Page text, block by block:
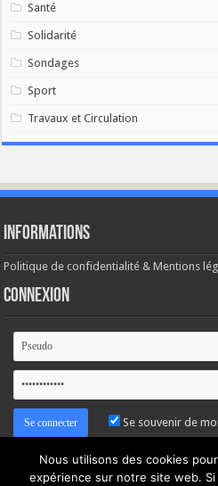
Santé
Solidarité
Sondages
Sport
Travaux et Circulation
Informations
Politique de confidentialité & Mentions
Connexion
Se souvenir de moi
Mot de passe oublié ?
Nous utilisons des cookies
expérience sur notre site web.